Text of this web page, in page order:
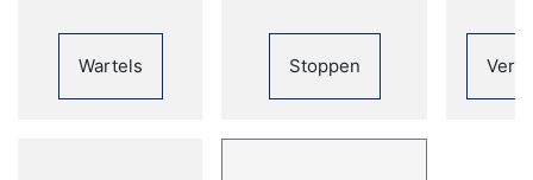
Wartels Stoppen